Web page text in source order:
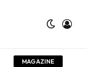
MAGAZINE